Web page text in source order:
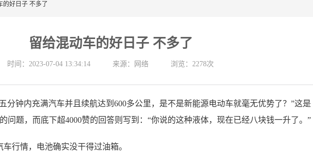
的好日子 不多了
留给混动车的好日子 不多了
时间：2023-07-04 13:34:14 来源：网络 浏览：2278次
分钟内充满汽车并且续航达到600多公里，是不是新能源电动车就毫无优势了？”这是
问题，而底下超4000赞的回答则写到：“你说的这种液体，现在已经八块钱一升了。”
行情，电池确实没干得过油箱。